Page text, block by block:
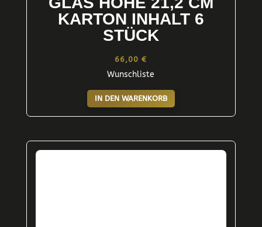
KARTON INHALT 6
STÜCK
66,00€
Wunschliste
IN DEN WARENKORB